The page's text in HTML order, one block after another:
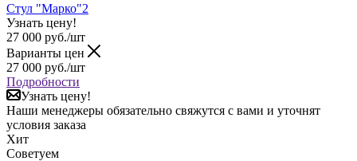
Стул "Марко"2
Узнать цену!
27 000 руб./шт
Варианты цен
27 000 руб./шт
Подробности
Узнать цену!
Наши менеджеры обязательно свяжутся с вами и уточнят
условия заказа
Хит
Советуем